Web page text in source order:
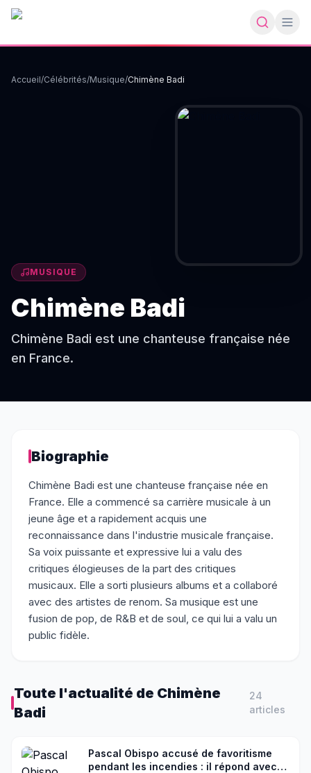
Accueil/Célébrités/Musique/Chimène Badi
MUSIQUE
Chimène Badi
Chimène Badi est une chanteuse française née
en France.
Biographie
Chimène Badi est une chanteuse française née en
France. Elle a commencé sa carrière musicale à un
jeune âge et a rapidement acquis une
reconnaissance dans l'industrie musicale française.
Sa voix puissante et expressive lui a valu des
critiques élogieuses de la part des critiques
musicaux. Elle a sorti plusieurs albums et a collaboré
avec des artistes de renom. Sa musique est une
fusion de pop, de R&B et de soul, ce qui lui a valu un
public fidèle.
Toute l'actualité de Chimène
Badi
24
articles
Pascal Obispo accusé de favoritisme
pendant les incendies : il répond avec